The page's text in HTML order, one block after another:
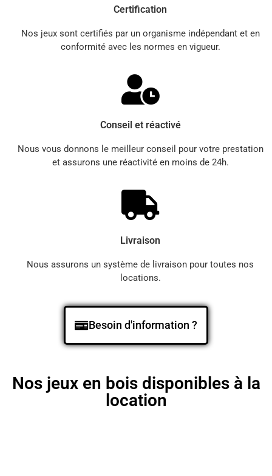
Certification
Nos jeux sont certifiés par un organisme indépendant et en
conformité avec les normes en vigueur.
Conseil et réactivé
Nous vous donnons le meilleur conseil pour votre prestation
et assurons une réactivité en moins de 24h.
Livraison
Nous assurons un système de livraison pour toutes nos
locations.
Besoin d'information ?
Nos jeux en bois disponibles à la
location